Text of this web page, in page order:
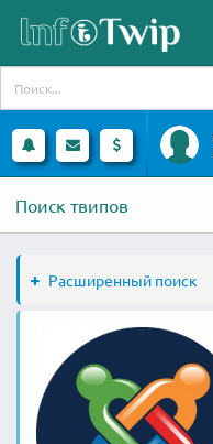
Поиск твипов
Расширенный поиск